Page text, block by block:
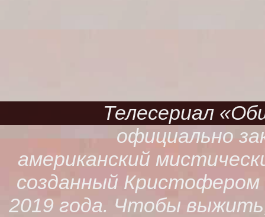
Телесериал
официально
американский
созданный
2019 года. Чтобы